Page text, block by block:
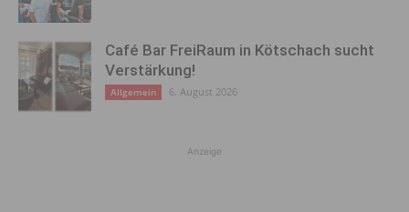
Café Bar FreiRaum in Kötschach sucht
Verstärkung!
Allgemein 6. August 2026
Anzeige